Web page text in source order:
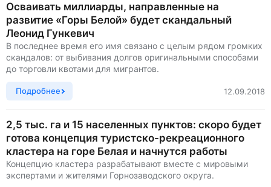
Осваивать миллиарды, направленные на
развитие «Горы Белой» будет скандальный
Леонид Гункевич
В последнее время его имя связано с целым рядом громких
скандалов: от выбивания долгов оригинальными способами
до торговли квотами для мигрантов.
Подробнее 12.09.2018
2,5 тыс. га и 15 населенных пунктов: скоро будет
готова концепция туристско-рекреационного
кластера на горе Белая и начнутся работы
Концепцию кластера разрабатывают вместе с мировыми
экспертами и жителями Горнозаводского округа.